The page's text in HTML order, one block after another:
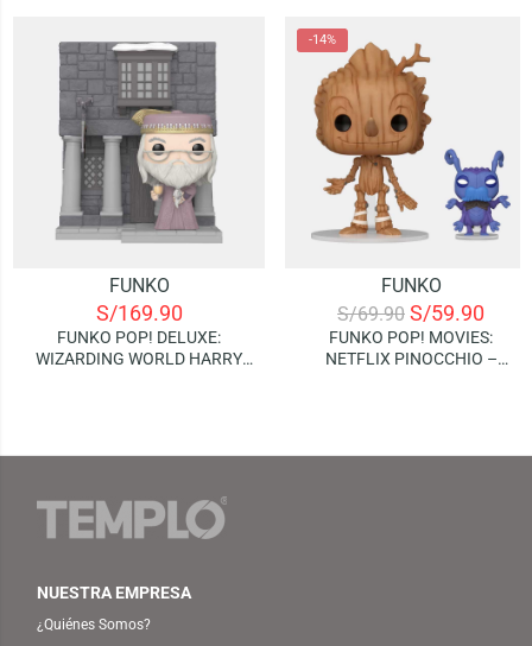
FUNKO
S/169.90
FUNKO POP! DELUXE:
WIZARDING WORLD HARRY
-14%
FUNKO
S/69.90 S/59.90
FUNKO POP! MOVIES:
NETFLIX PINOCCHIO –
NUESTRA EMPRESA
¿Quiénes Somos?